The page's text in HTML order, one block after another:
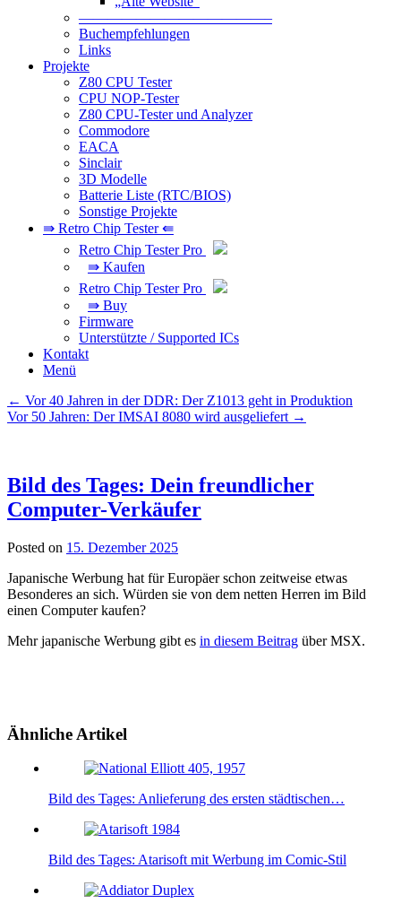
—————————————–
Buchempfehlungen
Links
Projekte
Z80 CPU Tester
CPU NOP-Tester
Z80 CPU-Tester und Analyzer
Commodore
EACA
Sinclair
3D Modelle
Batterie Liste (RTC/BIOS)
Sonstige Projekte
⇛ Retro Chip Tester ⇚
Retro Chip Tester Pro
⇛ Kaufen
Retro Chip Tester Pro
⇛ Buy
Firmware
Unterstützte / Supported ICs
Kontakt
Menü
Beitragsnavigation
← Vor 40 Jahren in der DDR: Der Z1013 geht in Produktion
Vor 50 Jahren: Der IMSAI 8080 wird ausgeliefert →
Bild des Tages: Dein freundlicher
Computer-Verkäufer
Posted on 15. Dezember 2025
Japanische Werbung hat für Europäer schon zeitweise etwas
Besonderes an sich. Würden sie von dem netten Herren im Bild
einen Computer kaufen?
Mehr japanische Werbung gibt es in diesem Beitrag über MSX.
Ähnliche Artikel
Bild des Tages: Anlieferung des ersten städtischen…
Bild des Tages: Atarisoft mit Werbung im Comic-Stil